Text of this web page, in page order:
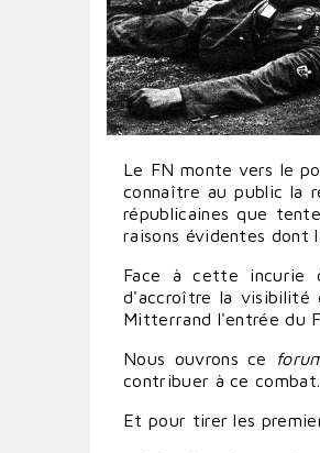
Le FN monte vers le
connaître au public la
républicaines que
raisons évidentes dont
Face à cette incurie
d'accroître la visibilité
Mitterrand l'entrée du
Nous ouvrons ce
contribuer à ce combat.
Et pour tirer les